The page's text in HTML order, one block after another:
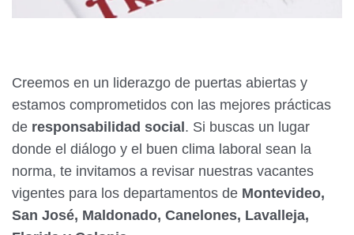
Creemos en un liderazgo de puertas abiertas y
estamos comprometidos con las mejores prácticas
de responsabilidad social . Si buscas un lugar
donde el diálogo y el buen clima laboral sean la
norma, te invitamos a revisar nuestras vacantes
vigentes para los departamentos de Montevideo,
San José, Maldonado, Canelones, Lavalleja,